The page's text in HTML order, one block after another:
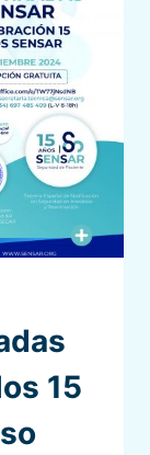
15